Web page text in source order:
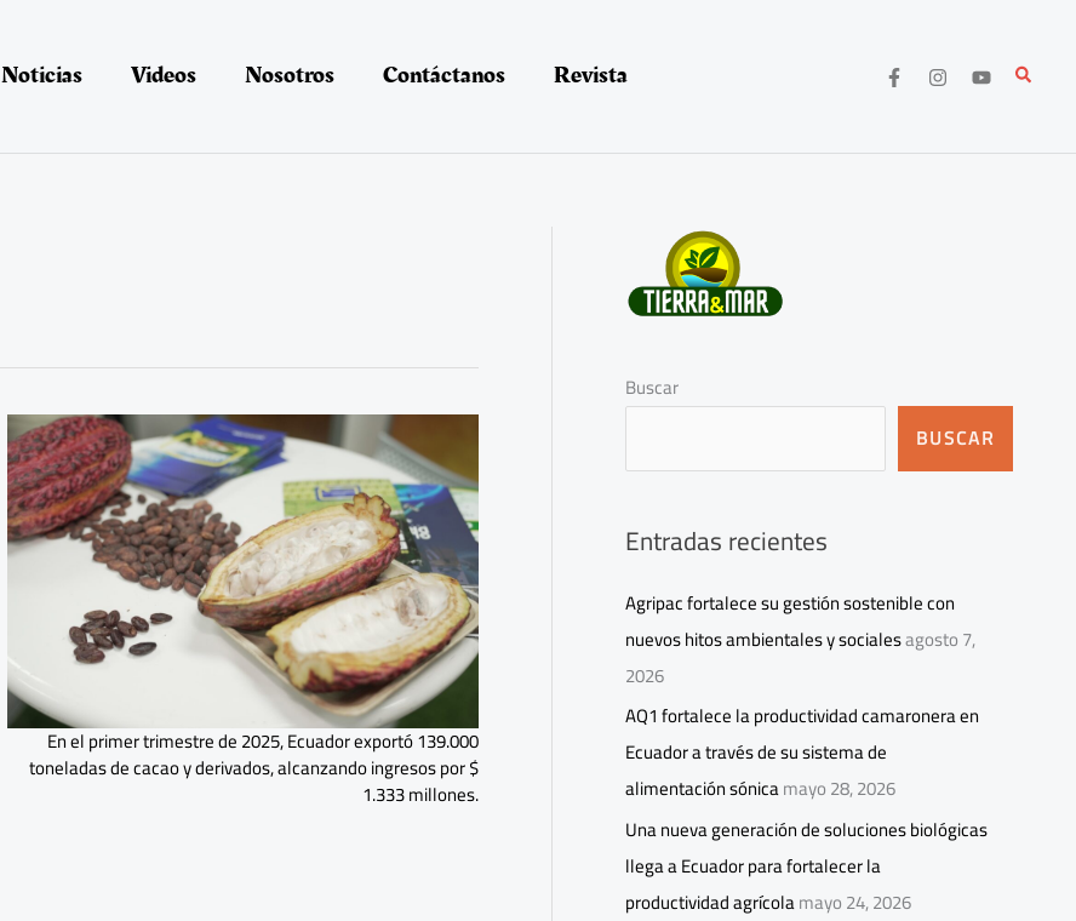
Noticias Videos Nosotros Contáctanos Revista Buscar
En el primer trimestre de 2025, Ecuador exportó 139.000
toneladas de cacao y derivados, alcanzando ingresos por $
1.333 millones.
Buscar
BUSCAR
Entradas recientes
Agripac fortalece su gestión sostenible con
nuevos hitos ambientales y socialesagosto 7,
2026
AQ1 fortalece la productividad camaronera en
Ecuador a través de su sistema de
alimentación sónicamayo 28, 2026
Una nueva generación de soluciones biológicas
llega a Ecuador para fortalecer la
productividad agrícolamayo 24, 2026